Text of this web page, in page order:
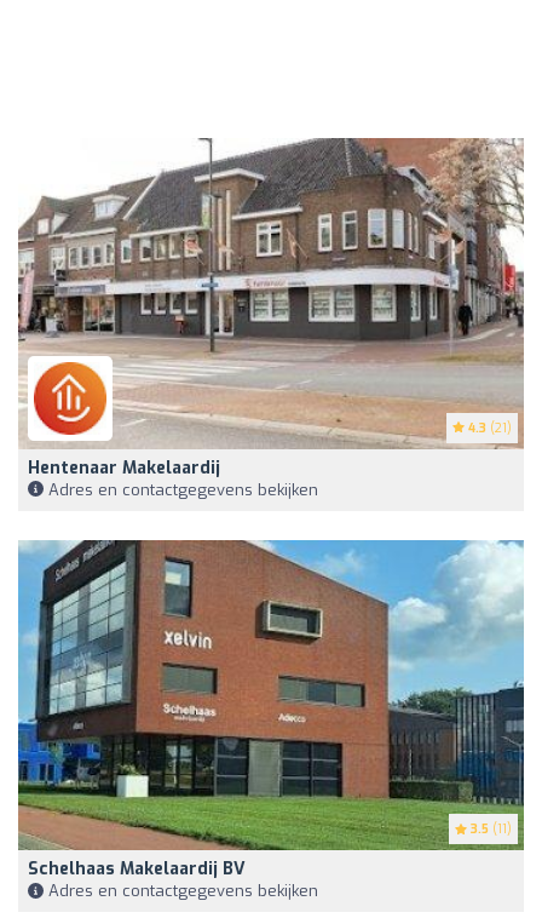
4.3 (21)
Hentenaar Makelaardij
Adres en contactgegevens bekijken
3.5 (11)
Schelhaas Makelaardij BV
Adres en contactgegevens bekijken